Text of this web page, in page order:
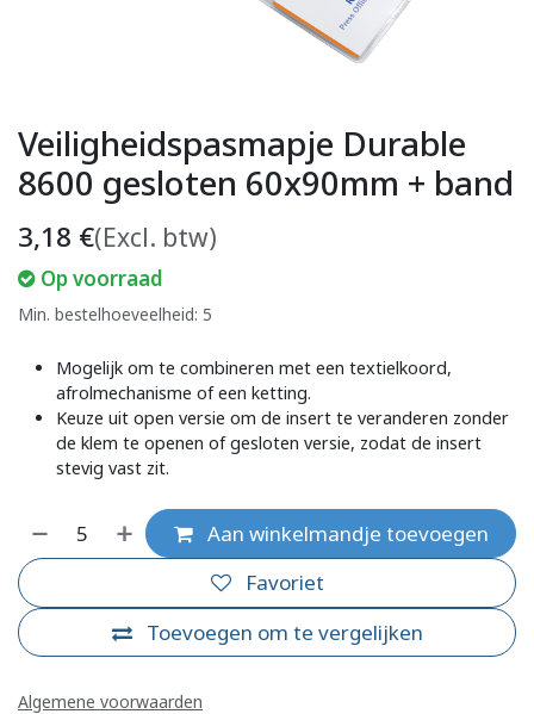
Veiligheidspasmapje Durable
8600 gesloten 60x90mm + band
3,18 €(Excl. btw)
Op voorraad
Min. bestelhoeveelheid: 5
Mogelijk om te combineren met een textielkoord,
afrolmechanisme of een ketting.
Keuze uit open versie om de insert te veranderen zonder
de klem te openen of gesloten versie, zodat de insert
stevig vast zit.
Aan winkelmandje toevoegen
Toevoegen om te vergelijken
Favoriet
Algemene voorwaarden